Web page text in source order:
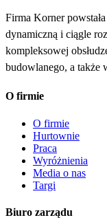
Firma Korner
dynamiczną i ciągle
kompleksowej
budowlanego, a także
O firmie
O firmie
Hurtownie
Praca
Wyróżnienia
Media o nas
Targi
Biuro zarządu